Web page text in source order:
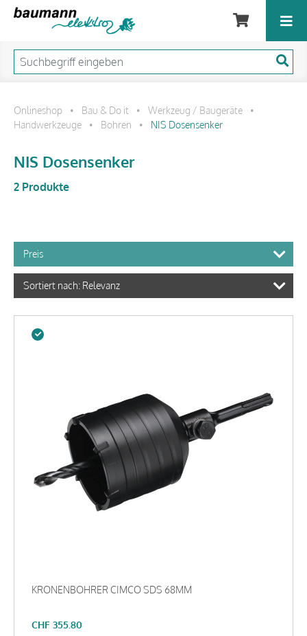
Onlineshop • Bau & Do it • Werkzeug / Baugeräte
•
Handwerkzeuge
• Bohren • NIS Dosensenker
NIS Dosensenker
2 Produkte
Preis
Sortiert nach: Relevanz
KRONENBOHRER CIMCO SDS 68MM
CHF 355.80